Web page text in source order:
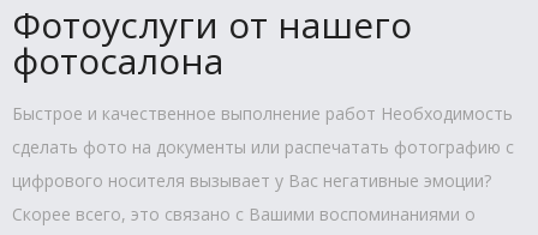
Фотоуслуги от нашего
фотосалона
Быстрое и качественное выполнение работ Необходимость
сделать фото на документы или распечатать фотографию с
цифрового носителя вызывает у Вас негативные эмоции?
Скорее всего, это связано с Вашими воспоминаниями о